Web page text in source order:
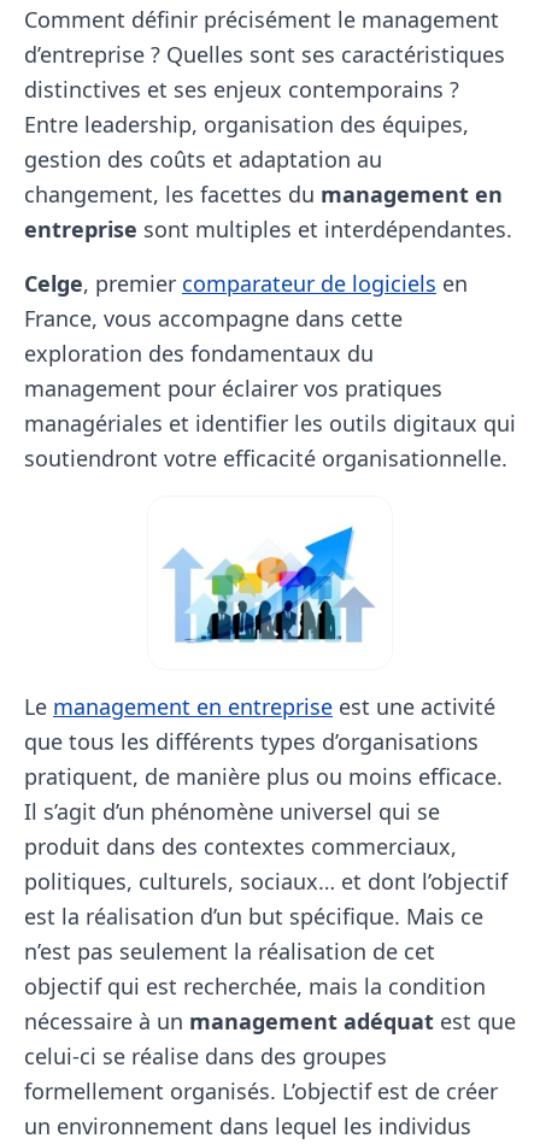
Comment définir précisément le management
d’entreprise ? Quelles sont ses caractéristiques
distinctives et ses enjeux contemporains ?
Entre leadership, organisation des équipes,
gestion des coûts et adaptation au
changement, les facettes du management en
entreprise sont multiples et interdépendantes.
Celge, premier comparateur de logiciels en
France, vous accompagne dans cette
exploration des fondamentaux du
management pour éclairer vos pratiques
managériales et identifier les outils digitaux qui
soutiendront votre efficacité organisationnelle.
Le management en entreprise est une activité
que tous les différents types d’organisations
pratiquent, de manière plus ou moins efficace.
Il s’agit d’un phénomène universel qui se
produit dans des contextes commerciaux,
politiques, culturels, sociaux… et dont l’objectif
est la réalisation d’un but spécifique. Mais ce
n’est pas seulement la réalisation de cet
objectif qui est recherchée, mais la condition
nécessaire à un management adéquat est que
celui-ci se réalise dans des groupes
formellement organisés. L’objectif est de créer
un environnement dans lequel les individus